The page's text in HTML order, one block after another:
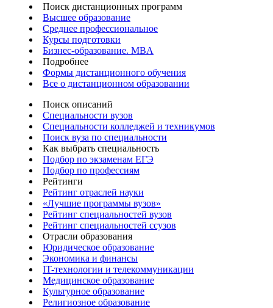
Поиск дистанционных программ
Высшее образование
Среднее профессиональное
Курсы подготовки
Бизнес-образование. MBA
Подробнее
Формы дистанционного обучения
Все о дистанционном образовании
Поиск описаний
Специальности вузов
Специальности колледжей и техникумов
Поиск вуза по специальности
Как выбрать специальность
Подбор по экзаменам ЕГЭ
Подбор по профессиям
Рейтинги
Рейтинг отраслей науки
«Лучшие программы вузов»
Рейтинг специальностей вузов
Рейтинг специальностей ссузов
Отрасли образования
Юридическое образование
Экономика и финансы
IT-технологии и телекоммуникации
Медицинское образование
Культурное образование
Религиозное образование